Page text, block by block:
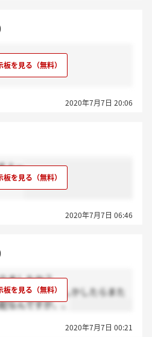
ど頑張ってください！！
2020年7月7日 20:06
よー
2020年7月7日 06:46
ましたか？
かったのでもしかしたらまた
なんですが、、
2020年7月7日 00:21